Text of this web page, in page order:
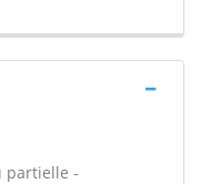
partielle -